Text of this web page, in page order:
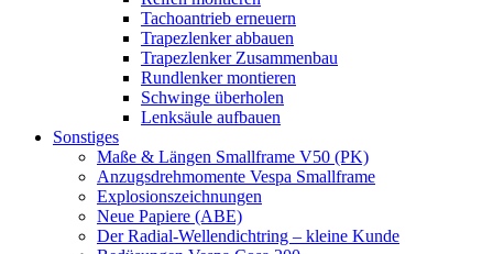
Tachoantrieb erneuern
Trapezlenker abbauen
Trapezlenker Zusammenbau
Rundlenker montieren
Schwinge überholen
Lenksäule aufbauen
Sonstiges
Maße & Längen Smallframe V50 (PK)
Anzugsdrehmomente Vespa Smallframe
Explosionszeichnungen
Neue Papiere (ABE)
Der Radial-Wellendichtring – kleine Kunde